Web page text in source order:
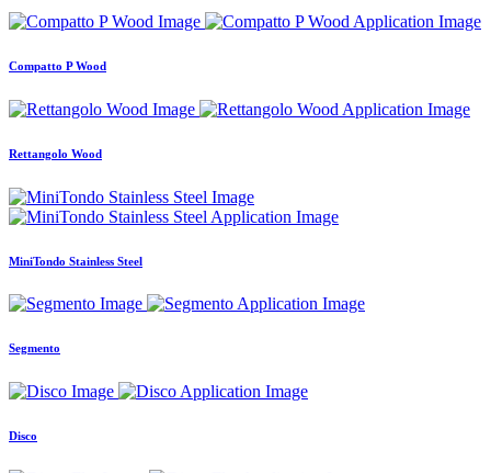
Compatto P Wood
Rettangolo Wood
MiniTondo Stainless Steel
Segmento
Disco